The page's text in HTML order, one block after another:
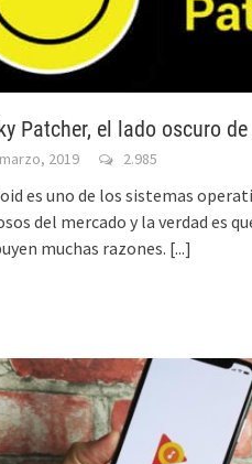
Patcher, el lado oscuro
2019 2.985
es uno de los sistemas
del mercado y la verdad es
muchas razones. [...]